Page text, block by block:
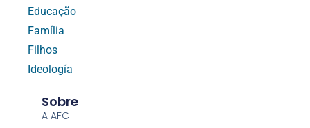
Educação
Família
Filhos
Ideología
Sobre
A AFC